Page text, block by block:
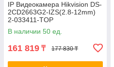
IP Видеокамера Hikvision DS-
2CD2663G2-IZS(2.8-12mm)
2-033411-TOP
В наличии 50 ед.
161 819 ₸ 177 830 ₸